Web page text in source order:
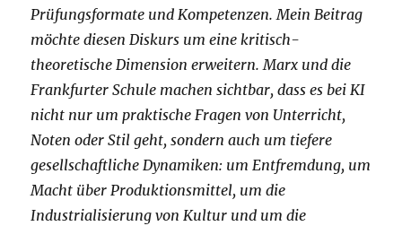
Prüfungsformate und Kompetenzen. Mein Beitrag
möchte diesen Diskurs um eine kritisch-
theoretische Dimension erweitern. Marx und die
Frankfurter Schule machen sichtbar, dass es bei KI
nicht nur um praktische Fragen von Unterricht,
Noten oder Stil geht, sondern auch um tiefere
gesellschaftliche Dynamiken: um Entfremdung, um
Macht über Produktionsmittel, um die
Industrialisierung von Kultur und um die